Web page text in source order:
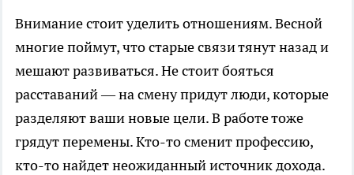
Внимание стоит уделить отношениям. Весной
многие поймут, что старые связи тянут назад и
мешают развиваться. Не стоит бояться
расставаний — на смену придут люди, которые
разделяют ваши новые цели. В работе тоже
грядут перемены. Кто-то сменит профессию,
кто-то найдет неожиданный источник дохода.